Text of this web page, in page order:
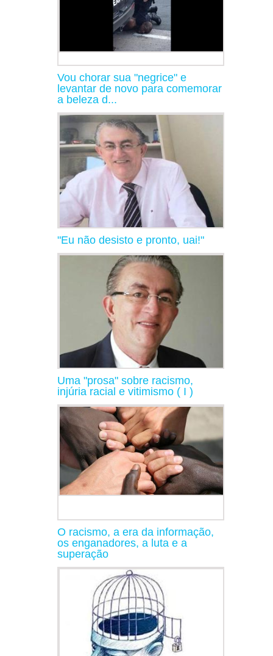
Vou chorar sua "negrice" e
levantar de novo para comemorar
a beleza d...
"Eu não desisto e pronto, uai!"
Uma "prosa" sobre racismo,
injúria racial e vitimismo ( I )
O racismo, a era da informação,
os enganadores, a luta e a
superação